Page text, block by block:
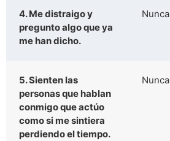
4. Me distraigo y
pregunto algo que ya
me han dicho.
Nunca
5. Sienten las
personas que hablan
conmigo que actúo
como si me sintiera
perdiendo el tiempo.
Nunca